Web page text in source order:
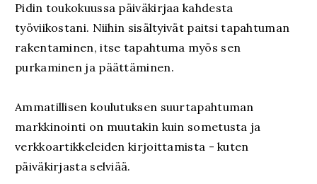
Pidin toukokuussa päiväkirjaa kahdesta
työviikostani. Niihin sisältyivät paitsi tapahtuman
rakentaminen, itse tapahtuma myös sen
purkaminen ja päättäminen.
Ammatillisen koulutuksen suurtapahtuman
markkinointi on muutakin kuin sometusta ja
verkkoartikkeleiden kirjoittamista - kuten
päiväkirjasta selviää.